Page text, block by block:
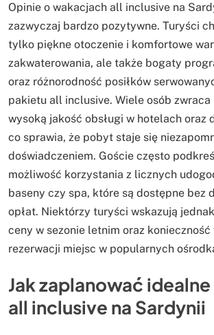
Opinie o wakacjach all inclusive na
zazwyczaj bardzo pozytywne. Turyści
tylko piękne otoczenie i komfortowe
zakwaterowania, ale także bogaty
oraz różnorodność posiłków
pakietu all inclusive. Wiele osób zwraca
wysoką jakość obsługi w hotelach oraz
co sprawia, że pobyt staje się
doświadczeniem. Goście często
możliwość korzystania z licznych
baseny czy spa, które są dostępne bez
opłat. Niektórzy turyści wskazują
ceny w sezonie letnim oraz konieczność
rezerwacji miejsc w popularnych
Jak zaplanować
all inclusive na Sardynii